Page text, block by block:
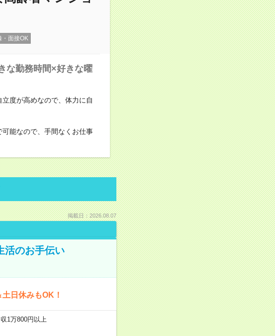
・面接OK
な勤務時間×好きな曜
度が高めなので、体力に自
能なので、手間なくお仕事
掲載日：2026.08.07
活のお手伝い
日休みもOK！
1万800円以上